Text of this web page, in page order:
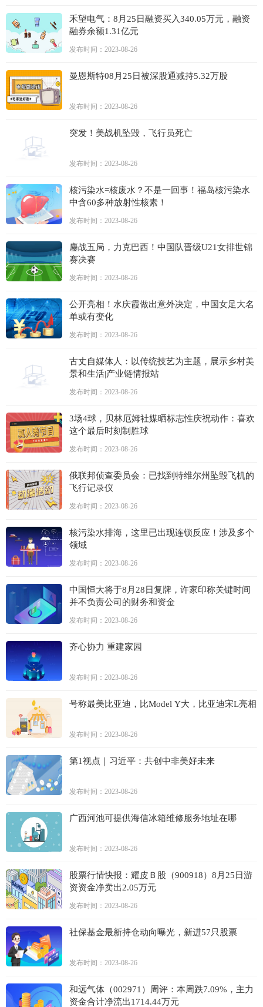
禾望电气：8月25日融资买入340.05万元，融资
融券余额1.31亿元
发布时间：2023-08-26
曼恩斯特08月25日被深股通减持5.32万股
发布时间：2023-08-26
突发！美战机坠毁，飞行员死亡
发布时间：2023-08-26
核污染水=核废水？不是一回事！福岛核污染水
中含60多种放射性核素！
发布时间：2023-08-26
鏖战五局，力克巴西！中国队晋级U21女排世锦
赛决赛
发布时间：2023-08-26
公开亮相！水庆霞做出意外决定，中国女足大名
单或有变化
发布时间：2023-08-26
古丈自媒体人：以传统技艺为主题，展示乡村美
景和生活|产业链情报站
发布时间：2023-08-26
3场4球，贝林厄姆社媒晒标志性庆祝动作：喜欢
这个最后时刻制胜球
发布时间：2023-08-26
俄联邦侦查委员会：已找到特维尔州坠毁飞机的
飞行记录仪
发布时间：2023-08-26
核污染水排海，这里已出现连锁反应！涉及多个
领域
发布时间：2023-08-26
中国恒大将于8月28日复牌，许家印称关键时间
并不负责公司的财务和资金
发布时间：2023-08-26
齐心协力 重建家园
发布时间：2023-08-26
号称最美比亚迪，比Model Y大，比亚迪宋L亮相
发布时间：2023-08-26
第1视点｜习近平：共创中非美好未来
发布时间：2023-08-26
广西河池可提供海信冰箱维修服务地址在哪
发布时间：2023-08-26
股票行情快报：耀皮Ｂ股（900918）8月25日游
资资金净卖出2.05万元
发布时间：2023-08-26
社保基金最新持仓动向曝光，新进57只股票
发布时间：2023-08-26
和远气体（002971）周评：本周跌7.09%，主力
资金合计净流出1714.44万元